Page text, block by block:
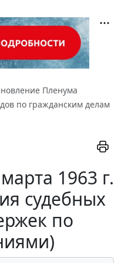
Пленума
по гражданским делам
1963 г.
судебных
по